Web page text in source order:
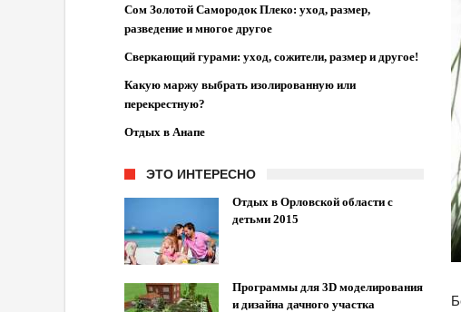
Сом Золотой Самородок Плеко: уход, размер,
разведение и многое другое
Сверкающий гурами: уход, сожители, размер и другое!
Какую маржу выбрать изолированную или
перекрестную?
Отдых в Анапе
ЭТО ИНТЕРЕСНО
Отдых в Орловской области с
детьми 2015
Программы для 3D моделирования
и дизайна дачного участка